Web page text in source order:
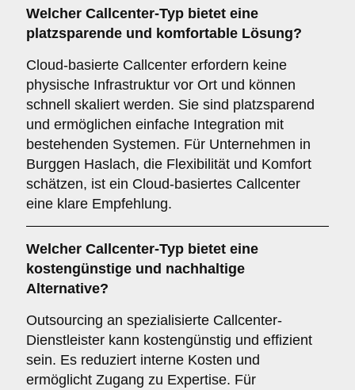
Welcher Callcenter-Typ bietet eine
platzsparende und komfortable Lösung?
Cloud-basierte Callcenter erfordern keine
physische Infrastruktur vor Ort und können
schnell skaliert werden. Sie sind platzsparend
und ermöglichen einfache Integration mit
bestehenden Systemen. Für Unternehmen in
Burggen Haslach, die Flexibilität und Komfort
schätzen, ist ein Cloud-basiertes Callcenter
eine klare Empfehlung.
Welcher Callcenter-Typ bietet eine
kostengünstige und nachhaltige
Alternative?
Outsourcing an spezialisierte Callcenter-
Dienstleister kann kostengünstig und effizient
sein. Es reduziert interne Kosten und
ermöglicht Zugang zu Expertise. Für